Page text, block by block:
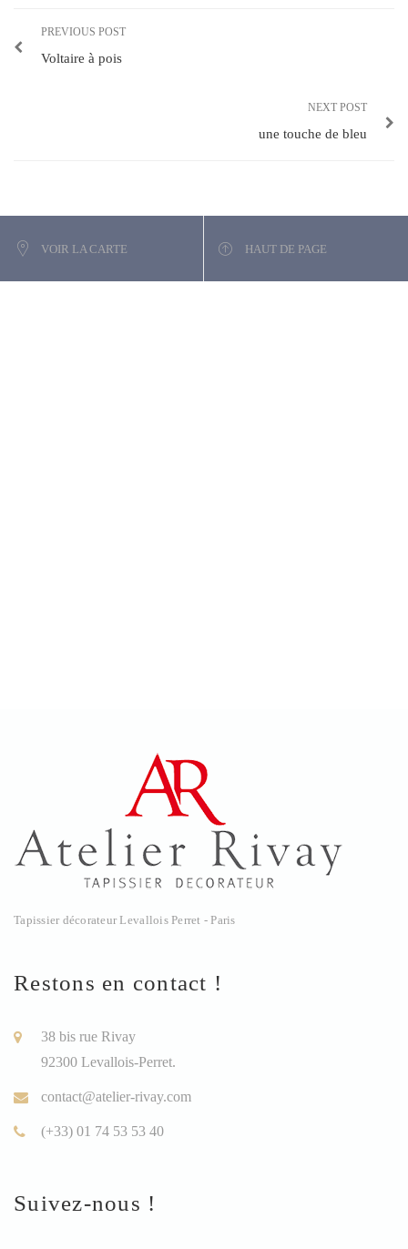
PREVIOUS POST
Voltaire à pois
NEXT POST
une touche de bleu
VOIR LA CARTE HAUT DE PAGE
Tapissier décorateur Levallois Perret - Paris
Restons en contact !
38 bis rue Rivay
92300 Levallois-Perret.
contact@atelier-rivay.com
(+33) 01 74 53 53 40
Suivez-nous !